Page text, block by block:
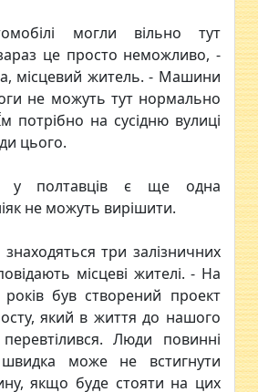
могли вільно тут
це просто неможливо, -
місцевий житель. - Машини
не можуть тут нормально
потрібно на сусідню вулиці
цього.
у полтавців є ще одна
не можуть вирішити.
три залізничних
місцеві жителі. - На
років був створений проект
який в життя до нашого
Люди повинні
може не встигнути
якщо буде стояти на цих